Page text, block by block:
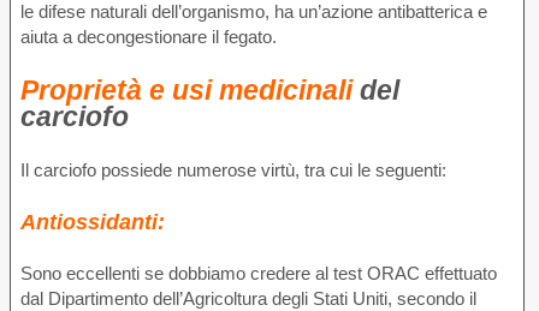
le difese naturali dell’organismo, ha un’azione antibatterica e
aiuta a decongestionare il fegato.
Proprietà e usi medicinalidel
carciofo
Il carciofo possiede numerose virtù, tra cui le seguenti:
Antiossidanti:
Sono eccellenti se dobbiamo credere al test ORAC effettuato
dal Dipartimento dell’Agricoltura degli Stati Uniti, secondo il